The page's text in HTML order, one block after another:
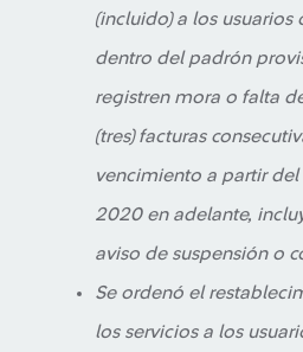
(incluido) a los usuarios
dentro del padrón
registren mora o falta
(tres) facturas
vencimiento a partir del
2020 en adelante,
aviso de suspensión o
Se ordenó el
los servicios a los